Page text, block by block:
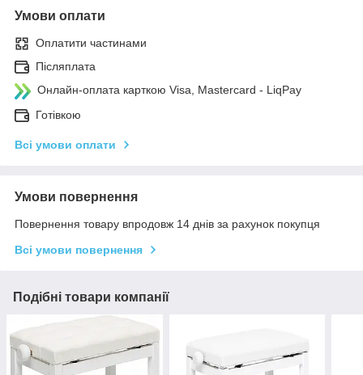
Умови оплати
Оплатити частинами
Післяплата
Онлайн-оплата карткою Visa, Mastercard - LiqPay
Готівкою
Всі умови оплати
Умови повернення
Повернення товару впродовж 14 днів за рахунок покупця
Всі умови повернення
Подібні товари компанії